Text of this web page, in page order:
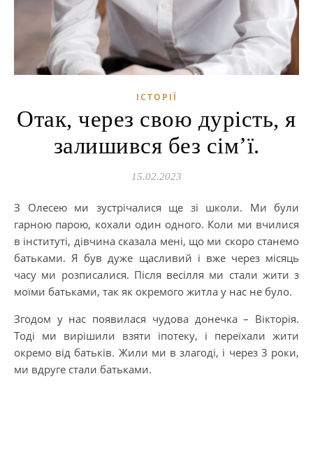
ІСТОРІЇ
Отак, через свою дурість, я
залишився без сім’ї.
15.02.2023
З Олесею ми зустрічалися ще зі школи. Ми були
гарною парою, кохали один одного. Коли ми вчилися
в інституті, дівчина сказала мені, що ми скоро станемо
батьками. Я був дуже щасливий і вже через місяць
часу ми розписалися. Після весілля ми стали жити з
моїми батьками, так як окремого житла у нас не було.
Згодом у нас появилася чудова донечка – Вікторія.
Тоді ми вирішили взяти іпотеку, і переїхали жити
окремо від батьків. Жили ми в злагоді, і через 3 роки,
ми вдруге стали батьками.